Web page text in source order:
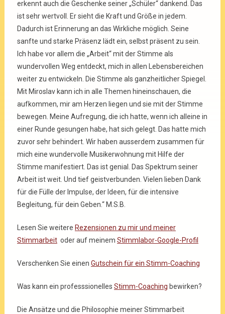
erkennt auch die Geschenke seiner „Schüler“ dankend. Das
ist sehr wertvoll. Er sieht die Kraft und Größe in jedem.
Dadurch ist Erinnerung an das Wirkliche möglich. Seine
sanfte und starke Präsenz lädt ein, selbst präsent zu sein.
Ich habe vor allem die „Arbeit“ mit der Stimme als
wundervollen Weg entdeckt, mich in allen Lebensbereichen
weiter zu entwickeln. Die Stimme als ganzheitlicher Spiegel.
Mit Miroslav kann ich in alle Themen hineinschauen, die
aufkommen, mir am Herzen liegen und sie mit der Stimme
bewegen. Meine Aufregung, die ich hatte, wenn ich alleine in
einer Runde gesungen habe, hat sich gelegt. Das hatte mich
zuvor sehr behindert. Wir haben ausserdem zusammen für
mich eine wundervolle Musikerwohnung mit Hilfe der
Stimme manifestiert. Das ist genial. Das Spektrum seiner
Arbeit ist weit. Und tief geistverbunden. Vielen lieben Dank
für die Fülle der Impulse, der Ideen, für die intensive
Begleitung, für dein Geben.“ M.S.B.
Lesen Sie weitere Rezensionen zu mir und meiner
Stimmarbeit oder auf meinem Stimmlabor-Google-Profil
Verschenken Sie einen Gutschein für ein Stimm-Coaching
Was kann ein professsionelles Stimm-Coaching bewirken?
Die Ansätze und die Philosophie meiner Stimmarbeit